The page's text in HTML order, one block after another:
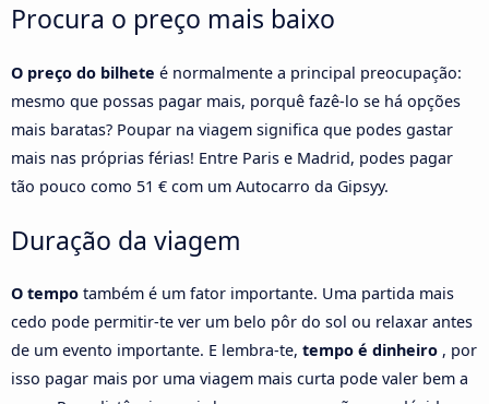
Procura o preço mais baixo
O preço do bilhete é normalmente a principal preocupação:
mesmo que possas pagar mais, porquê fazê-lo se há opções
mais baratas? Poupar na viagem significa que podes gastar
mais nas próprias férias! Entre Paris e Madrid, podes pagar
tão pouco como 51 € com um Autocarro da Gipsyy.
Duração da viagem
O tempo também é um fator importante. Uma partida mais
cedo pode permitir-te ver um belo pôr do sol ou relaxar antes
de um evento importante. E lembra-te, tempo é dinheiro , por
isso pagar mais por uma viagem mais curta pode valer bem a